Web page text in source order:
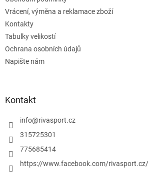
Vrácení, výměna a reklamace zboží
Kontakty
Tabulky velikostí
Ochrana osobních údajů
Napište nám
Kontakt
info@rivasport.cz
315725301
775685414
https://www.facebook.com/rivasport.cz/